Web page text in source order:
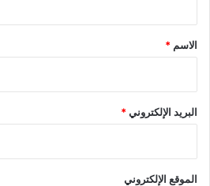
*
الاسم *
البريد الإلكتروني*
الموقع الإلكتروني